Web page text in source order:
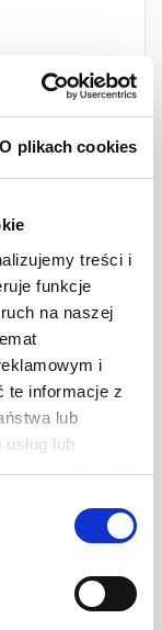
O plikach cookies
treści i
funkcje
na naszej
i
te informacje z
lub
lub
wszystkie pliki
na naszej
jest Develey
Więcej